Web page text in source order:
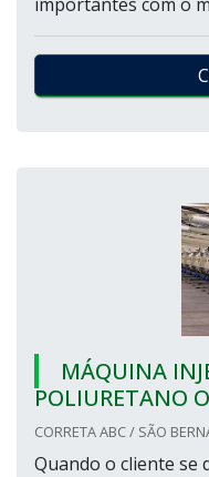
MÁQUINA
POLIURETANO
CORRETA ABC / SÃO
Quando o cliente se